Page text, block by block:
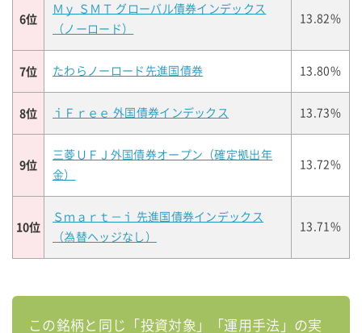
6位
Ｍｙ ＳＭＴ グローバル債券インデックス
（ノーロード）
13.82%
7位 たわらノーロード先進国債券 13.80%
8位 ｉＦｒｅｅ 外国債券インデックス 13.73%
9位
三菱ＵＦＪ外国債券オープン（確定拠出年
金）
13.72%
10位
Ｓｍａｒｔ－ｉ 先進国債券インデックス
（為替ヘッジなし）
13.71%
この銘柄と同じ「投資対象」「運用手法」の実